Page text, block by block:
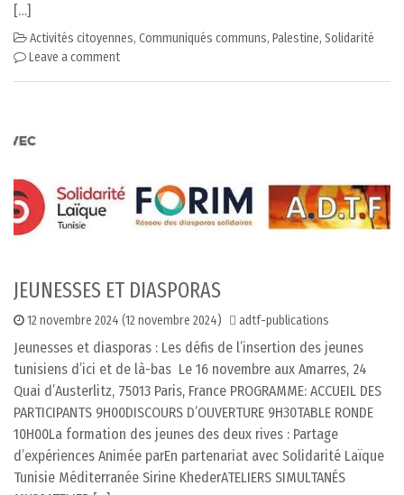
[…]
Activités citoyennes, Communiqués communs, Palestine, Solidarité
Leave a comment
JEUNESSES ET DIASPORAS
12 novembre 2024 (12 novembre 2024) adtf-publications
Jeunesses et diasporas : Les défis de l’insertion des jeunes
tunisiens d’ici et de là-bas Le 16 novembre aux Amarres, 24
Quai d’Austerlitz, 75013 Paris, France PROGRAMME: ACCUEIL DES
PARTICIPANTS 9H00DISCOURS D’OUVERTURE 9H30TABLE RONDE
10H00La formation des jeunes des deux rives : Partage
d’expériences Animée parEn partenariat avec Solidarité Laïque
Tunisie Méditerranée Sirine KhederATELIERS SIMULTANÉS